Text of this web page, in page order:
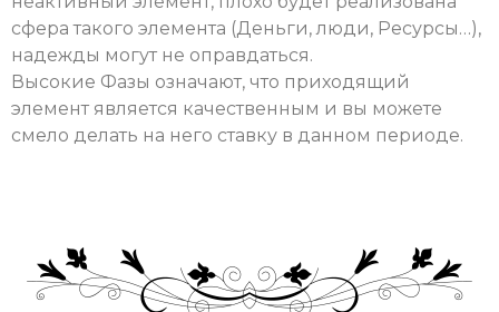
сфера такого элемента (Деньги, люди, Ресурсы…),
надежды могут не оправдаться.
Высокие Фазы означают, что приходящий
элемент является качественным и вы можете
смело делать на него ставку в данном периоде.